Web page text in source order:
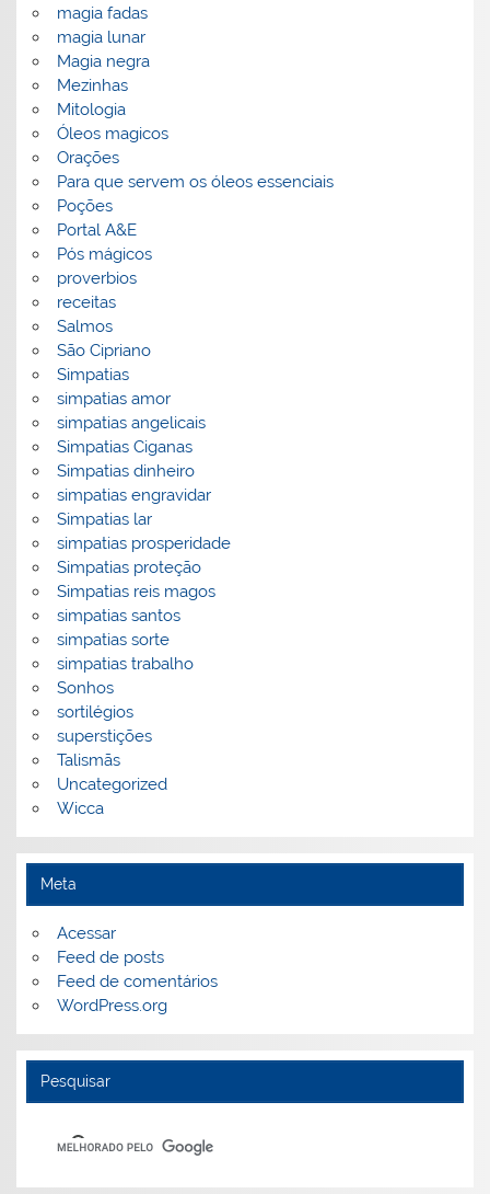
magia fadas
magia lunar
Magia negra
Mezinhas
Mitologia
Óleos magicos
Orações
Para que servem os óleos essenciais
Poções
Portal A&E
Pós mágicos
proverbios
receitas
Salmos
São Cipriano
Simpatias
simpatias amor
simpatias angelicais
Simpatias Ciganas
Simpatias dinheiro
simpatias engravidar
Simpatias lar
simpatias prosperidade
Simpatias proteção
Simpatias reis magos
simpatias santos
simpatias sorte
simpatias trabalho
Sonhos
sortilégios
superstições
Talismãs
Uncategorized
Wicca
Meta
Acessar
Feed de posts
Feed de comentários
WordPress.org
Pesquisar